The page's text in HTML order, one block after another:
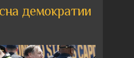
демократии